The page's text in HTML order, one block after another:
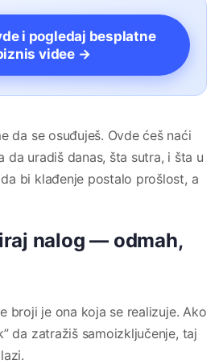
i pogledaj besplatne
videe →
da se osuđuješ. Ovde ćeš naći
uradiš danas, šta sutra, i šta u
bi klađenje postalo prošlost, a
nalog — odmah,
broji je ona koja se realizuje. Ako
da zatražiš samoizključenje, taj